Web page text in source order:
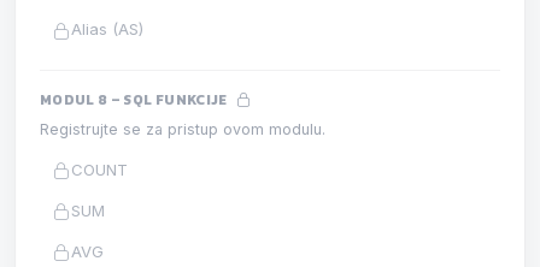
Alias (AS)
MODUL 8 – SQL FUNKCIJE
Registrujte se za pristup ovom modulu.
COUNT
SUM
AVG